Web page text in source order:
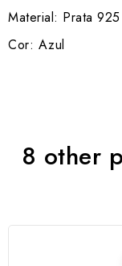
Material: Prata 925
Cor: Azul
8 other